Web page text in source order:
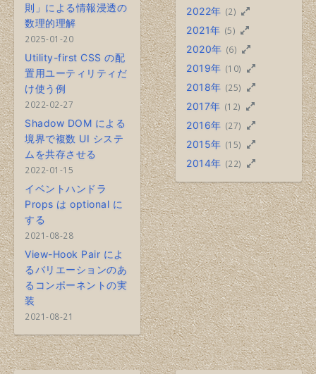
則」による情報浸透の
数理的理解
2025-01-20
Utility-first CSS の配
置用ユーティリティだ
け使う例
2022-02-27
Shadow DOM による
境界で複数 UI システ
ムを共存させる
2022-01-15
イベントハンドラ
Props は optional に
する
2021-08-28
View-Hook Pair によ
るバリエーションのあ
るコンポーネントの実
装
2021-08-21
2022年 (2)
2021年 (5)
2020年 (6)
2019年 (10)
2018年 (25)
2017年 (12)
2016年 (27)
2015年 (15)
2014年 (22)